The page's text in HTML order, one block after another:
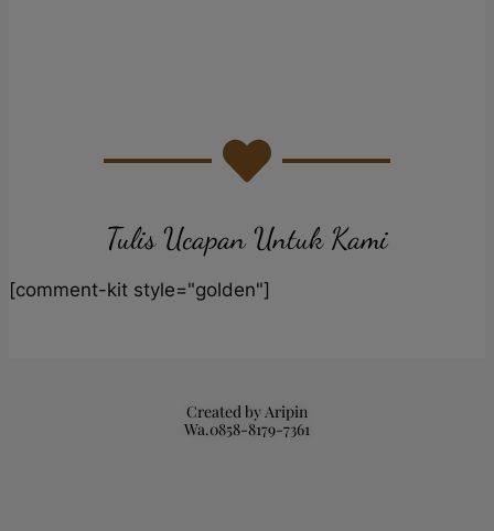
Tulis Ucapan Untuk Kami
[comment-kit style="golden"]
Created by Aripin
Wa.0858-8179-7361